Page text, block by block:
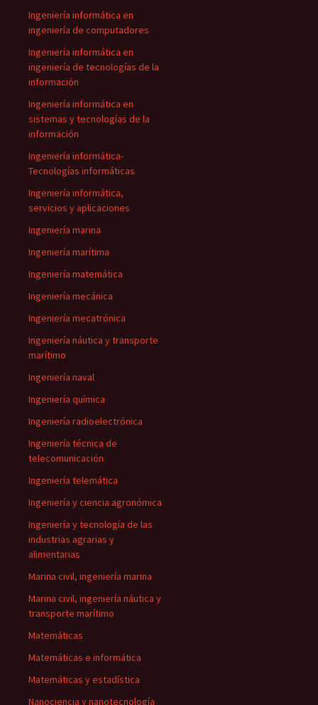
Ingeniería informática en
ingeniería de computadores
Ingeniería informática en
ingeniería de tecnologías de la
información
Ingeniería informática en
sistemas y tecnologías de la
información
Ingeniería informática-
Tecnologías informáticas
Ingeniería informática,
servicios y aplicaciones
Ingeniería marina
Ingeniería marítima
Ingeniería matemática
Ingeniería mecánica
Ingeniería mecatrónica
Ingeniería náutica y transporte
marítimo
Ingeniería naval
Ingeniería química
Ingeniería radioelectrónica
Ingeniería técnica de
telecomunicación
Ingeniería telemática
Ingeniería y ciencia agronómica
Ingeniería y tecnología de las
industrias agrarias y
alimentarias
Marina civil, ingeniería marina
Marina civil, ingeniería náutica y
transporte marítimo
Matemáticas
Matemáticas e informática
Matemáticas y estadística
Nanociencia y nanotecnología